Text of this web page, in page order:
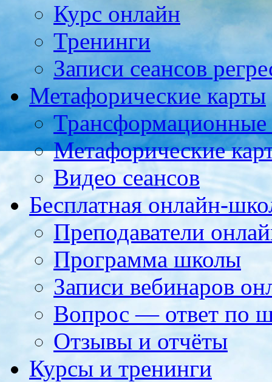
Курс онлайн
Тренинги
Записи сеансов
Метафорические карты
Метафорические
Видео сеансов
Бесплатная онлайн-
Преподаватели
Программа школы
Записи вебинаров
Вопрос — ответ по
Отзывы и отчёты
Курсы и тренинги